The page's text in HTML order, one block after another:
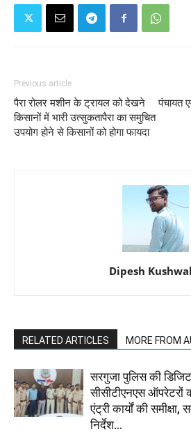
Previous article
पैरा रोलर मशीन के ट्रायल को देखने
किसानों में भारी उत्सुकतापैरा का समुचित
उपयोग होने से किसानों को होगा फायदा
पंचायत
Dipesh
RELATED ARTICLES MORE FROM
सरगुजा पुलिस की
सीसीटीएनएस ऑपरेटरों
एंट्री कार्यों की
निर्देश...